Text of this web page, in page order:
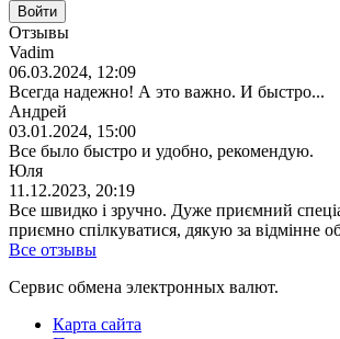
Отзывы
Vadim
06.03.2024, 12:09
Всегда надежно! А это важно. И быстро...
Андрей
03.01.2024, 15:00
Все было быстро и удобно, рекомендую.
Юля
11.12.2023, 20:19
Все швидко і зручно. Дуже приємний
приємно спілкуватися, дякую за відмінне
Все отзывы
Сервис обмена электронных валют.
Карта сайта